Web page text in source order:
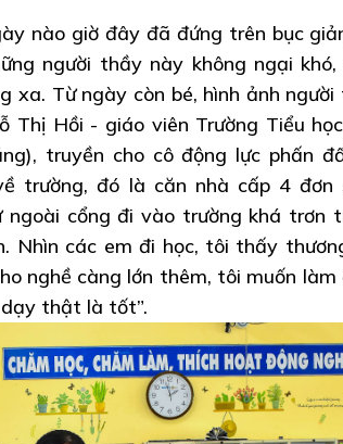
nào giờ đây đã đứng trên bục
người thầy này không ngại
xa. Từ ngày còn bé, hình ảnh
Hồi - giáo viên Trường Tiểu
truyền cho cô động lực phấn
trường, đó là căn nhà cấp 4 đơn
ngoài cổng đi vào trường khá trơn
Nhìn các em đi học, tôi thấy
nghề càng lớn thêm, tôi muốn
thật là tốt”.